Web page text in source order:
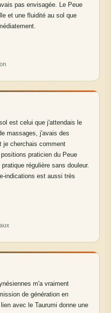
pas envisagée. Le Peue
et une fluidité au sol que
est celui que j'attendais le
massages, j'avais des
je cherchais comment
praticien du Peue
régulière sans douleur.
indications est aussi très
m'a vraiment
de génération en
avec le Taurumi donne une